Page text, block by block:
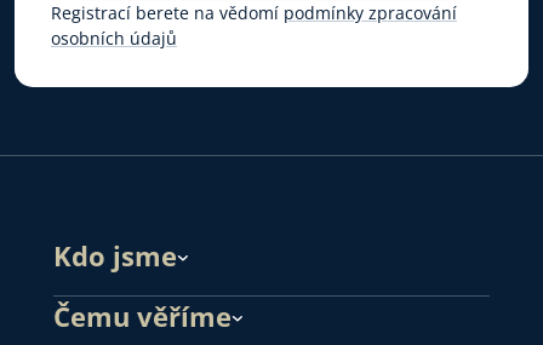
Registrací berete na vědomí podmínky zpracování
osobních údajů
Kdo jsme
Čemu věříme